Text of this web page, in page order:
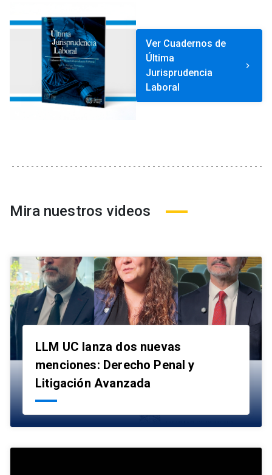
Ver Cuadernos de
Última
Jurisprudencia
Laboral
keyboard_arrow_right
Mira nuestros videos
LLM UC lanza dos nuevas
menciones: Derecho Penal y
Litigación Avanzada